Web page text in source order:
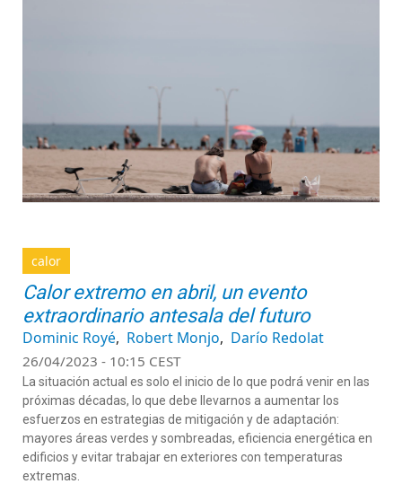
calor
Calor extremo en abril, un evento
extraordinario antesala del futuro
Dominic Royé Robert Monjo Darío Redolat
26/04/2023 - 10:15 CEST
La situación actual es solo el inicio de lo que podrá venir en las
próximas décadas, lo que debe llevarnos a aumentar los
esfuerzos en estrategias de mitigación y de adaptación:
mayores áreas verdes y sombreadas, eficiencia energética en
edificios y evitar trabajar en exteriores con temperaturas
extremas.